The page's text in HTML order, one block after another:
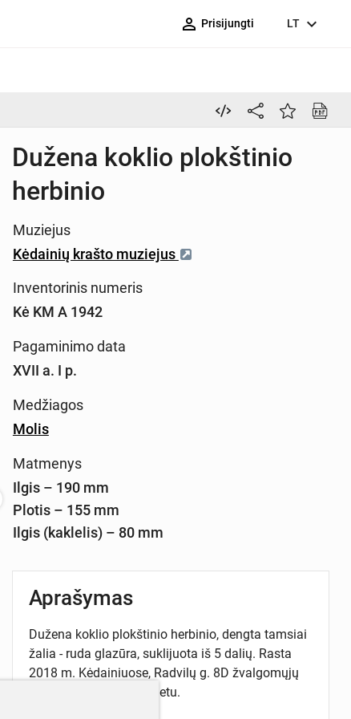
person_outline Prisijungti LT expand_more
Dužena koklio plokštinio
herbinio
Muziejus
Kėdainių krašto muziejus
Inventorinis numeris
Kė KM A 1942
Pagaminimo data
XVII a. I p.
Medžiagos
Molis
Matmenys
Ilgis – 190 mm
Plotis – 155 mm
Ilgis (kaklelis) – 80 mm
Aprašymas
Dužena koklio plokštinio herbinio, dengta tamsiai
žalia - ruda glazūra, suklijuota iš 5 dalių. Rasta
2018 m. Kėdainiuose, Radvilų g. 8D žvalgomųjų
archeologinių tyrimų metu.